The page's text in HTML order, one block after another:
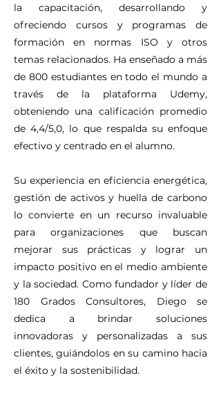
la capacitación, desarrollando y
ofreciendo cursos y programas de
formación en normas ISO y otros
temas relacionados. Ha enseñado a más
de 800 estudiantes en todo el mundo a
través de la plataforma Udemy,
obteniendo una calificación promedio
de 4,4/5,0, lo que respalda su enfoque
efectivo y centrado en el alumno.
Su experiencia en eficiencia energética,
gestión de activos y huella de carbono
lo convierte en un recurso invaluable
para organizaciones que buscan
mejorar sus prácticas y lograr un
impacto positivo en el medio ambiente
y la sociedad. Como fundador y líder de
180 Grados Consultores, Diego se
dedica a brindar soluciones
innovadoras y personalizadas a sus
clientes, guiándolos en su camino hacia
el éxito y la sostenibilidad.